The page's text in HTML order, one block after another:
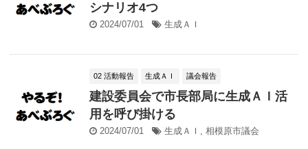
シナリオ4つ
2024/07/01 生成ＡＩ
02 活動報告 生成ＡＩ 議会報告
建設委員会で市長部局に生成ＡＩ活
用を呼び掛ける
2024/07/01 生成ＡＩ 相模原市議会